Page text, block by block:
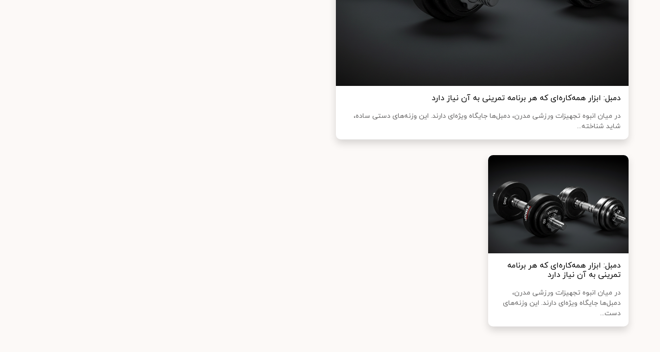
دمبل: ابزار همه‌کاره‌ای که هر برنامه تمرینی به آن نیاز دارد
در میان انبوه تجهیزات ورزشی مدرن، دمبل‌ها جایگاه ویژه‌ای دارند. این وزنه‌های دستی ساده،
شاید شناخته‌...
دمبل: ابزار همه‌کاره‌ای که هر برنامه
تمرینی به آن نیاز دارد
در میان انبوه تجهیزات ورزشی مدرن،
دمبل‌ها جایگاه ویژه‌ای دارند. این وزنه‌های
دست...